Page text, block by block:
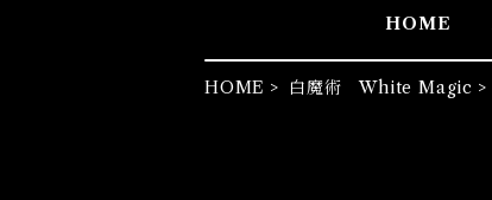
HOME
HOME 白魔術 White Magic